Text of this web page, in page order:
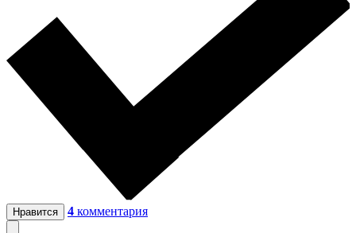
Нравится 4 комментария